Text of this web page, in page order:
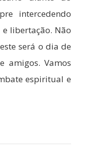
intercedendo
libertação. Não
será o dia de
amigos. Vamos
espiritual e